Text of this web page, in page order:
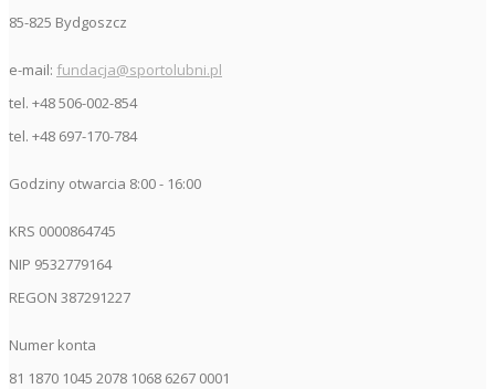
85-825 Bydgoszcz
e-mail: fundacja@sportolubni.pl
tel. +48 506-002-854
tel. +48 697-170-784
Godziny otwarcia 8:00 - 16:00
KRS 0000864745
NIP 9532779164
REGON 387291227
Numer konta
81 1870 1045 2078 1068 6267 0001